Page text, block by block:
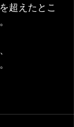
超えたとこ